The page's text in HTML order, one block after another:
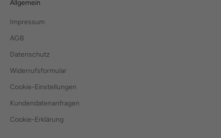
Allgemein
Impressum
AGB
Datenschutz
Widerrufsformular
Cookie-Einstellungen
Kundendatenanfragen
Cookie-Erklärung